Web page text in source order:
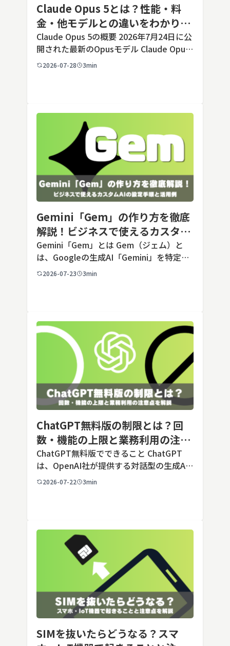
Claude Opus 5とは？性能・料
金・他モデルとの違いをわかりや
すく解説
Claude Opus 5の概要 2026年7月24日に公
開された最新のOpusモデル Claude Opus
5は、米国のAI企業Anthropic（アンソロピ
2026-07-28 3min
Gemini「Gem」の作り方を徹底
解説！ビジネスで使えるカスタム
AIの設定手順と活用例
Gemini「Gem」とは Gem（ジェム）と
は、Googleの生成AI「Gemini」を特定の
用途に合わせてカスタマイズできる機能で
2026-07-23 3min
ChatGPT無料版の制限とは？回
数・機能の上限と業務利用の注意
点を解説【2026年最新】
ChatGPT無料版でできること ChatGPT
は、OpenAI社が提供する対話型の生成AI
サービスです。アカウントを登録すれば無
2026-07-22 3min
SIMを抜いたらどうなる？スマ